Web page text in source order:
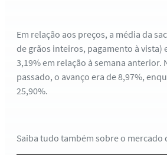
Em relação aos preços, a média da
de grãos inteiros, pagamento à vista)
3,19% em relação à semana
passado, o avanço era de 8,97%,
25,90%.
Saiba tudo também sobre o mercado